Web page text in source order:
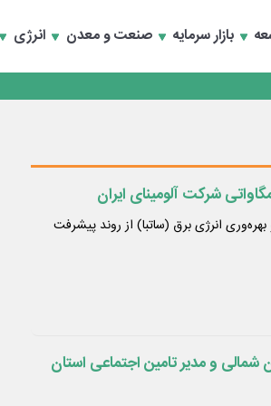
بازار سرمایه صنعت و معدن انرژی
برگزار می‌شود
برگزار می‌شود
انرژی برق (ساتبا) از روند پیشرفت
شمالی و مدیر تامین اجتماعی استان